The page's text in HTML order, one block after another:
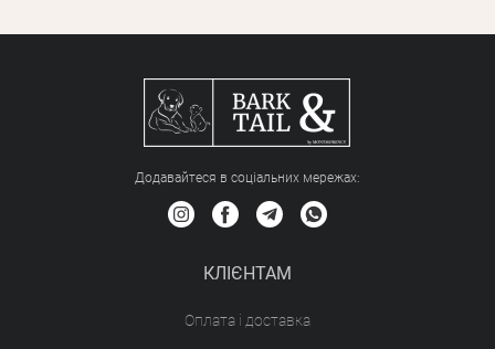
Додавайтеся в соціальних мережах:
КЛІЄНТАМ
Оплата і доставка